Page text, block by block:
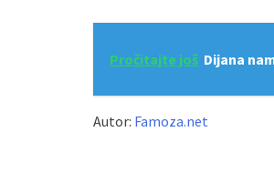
Pročitajte još Dijana
Autor: Famoza.net